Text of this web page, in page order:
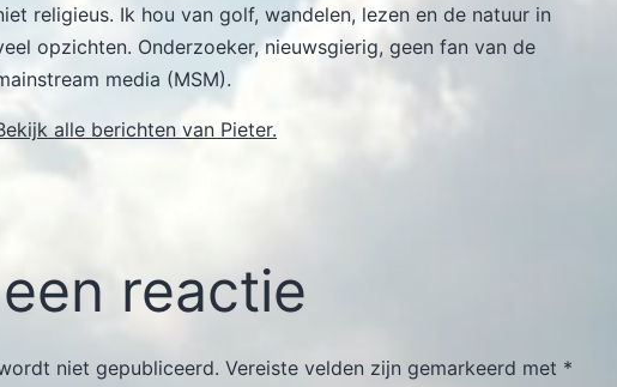
religieus. Ik hou van golf, wandelen, lezen en de natuur in
opzichten. Onderzoeker, nieuwsgierig, geen fan van de
media (MSM).
alle berichten van Pieter.
reactie
niet gepubliceerd. Vereiste velden zijn gemarkeerd met *